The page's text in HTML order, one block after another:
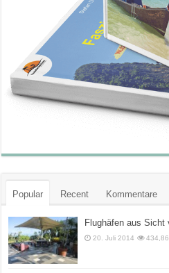
Popular Recent Kommentare
Flughäfen aus Sicht
20. Juli 2014